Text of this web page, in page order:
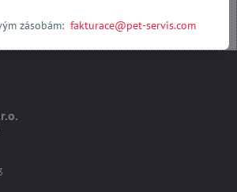
zásobám:fakturace@pet-servis.com